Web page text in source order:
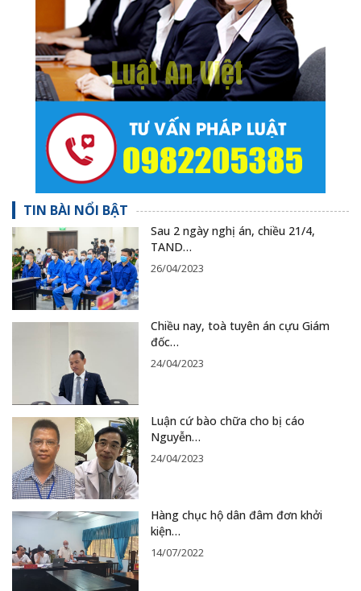
TIN BÀI NỔI BẬT
Sau 2 ngày nghị án, chiều 21/4,
TAND…
26/04/2023
Chiều nay, toà tuyên án cựu Giám
đốc…
24/04/2023
Luận cứ bào chữa cho bị cáo
Nguyễn…
24/04/2023
Hàng chục hộ dân đâm đơn khởi
kiện…
14/07/2022